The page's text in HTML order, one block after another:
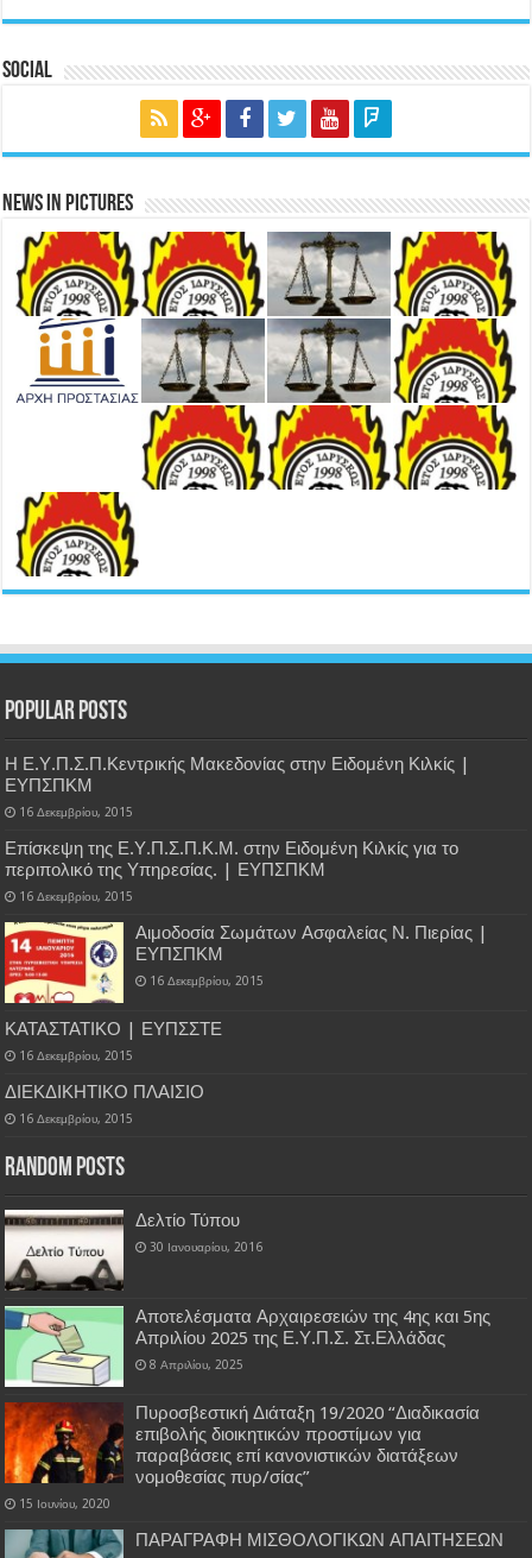
Social
News in Pictures
Popular Posts
Η Ε.Υ.Π.Σ.Π.Κεντρικής Μακεδονίας στην Ειδομένη Κιλκίς |
ΕΥΠΣΠΚΜ
16 Δεκεμβρίου, 2015
Επίσκεψη της Ε.Υ.Π.Σ.Π.Κ.Μ. στην Ειδομένη Κιλκίς για το
περιπολικό της Υπηρεσίας. | ΕΥΠΣΠΚΜ
16 Δεκεμβρίου, 2015
Αιμοδοσία Σωμάτων Ασφαλείας Ν. Πιερίας |
ΕΥΠΣΠΚΜ
16 Δεκεμβρίου, 2015
ΚΑΤΑΣΤΑΤΙΚΟ | ΕΥΠΣΣΤΕ
16 Δεκεμβρίου, 2015
ΔΙΕΚΔΙΚΗΤΙΚΟ ΠΛΑΙΣΙΟ
16 Δεκεμβρίου, 2015
Random Posts
Δελτίο Τύπου
30 Ιανουαρίου, 2016
Αποτελέσματα Αρχαιρεσειών της 4ης και 5ης
Απριλίου 2025 της Ε.Υ.Π.Σ. Στ.Ελλάδας
8 Απριλίου, 2025
Πυροσβεστική Διάταξη 19/2020 “Διαδικασία
επιβολής διοικητικών προστίμων για
παραβάσεις επί κανονιστικών διατάξεων
νομοθεσίας πυρ/σίας”
15 Ιουνίου, 2020
ΠΑΡΑΓΡΑΦΗ ΜΙΣΘΟΛΟΓΙΚΩΝ ΑΠΑΙΤΗΣΕΩΝ